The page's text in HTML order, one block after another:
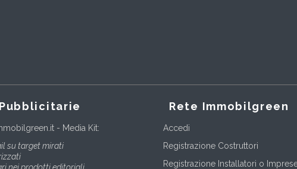
- Media Kit:
su target mirati
Rete Immobilgreen
Accedi
Registrazione Costruttori
Registrazione Installatori o